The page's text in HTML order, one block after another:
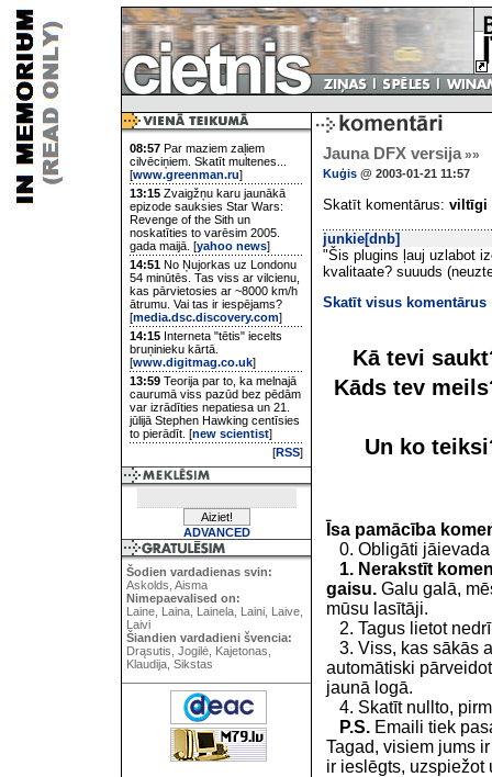
08:57 Par maziem zaļiem
cilvēciņiem. Skatīt multenes...
[www.greenman.ru]
13:15 Zvaigžņu karu jaunākā
epizode sauksies Star Wars:
Revenge of the Sith un
noskatīties to varēsim 2005.
gada maijā. [yahoo news]
14:51 No Ņujorkas uz Londonu
54 minūtēs. Tas viss ar vilcienu,
kas pārvietosies ar ~8000 km/h
ātrumu. Vai tas ir iespējams?
[media.dsc.discovery.com]
14:15 Interneta "tētis" iecelts
bruņinieku kārtā.
[www.digitmag.co.uk]
13:59 Teorija par to, ka melnajā
caurumā viss pazūd bez pēdām
var izrādīties nepatiesa un 21.
jūlijā Stephen Hawking centīsies
to pierādīt. [new scientist]
[RSS]
ADVANCED
Šodien vardadienas svin:
Askolds, Aisma
Nimepaevalised on:
Laine, Laina, Lainela, Laini, Laive,
Laivi
Šiandien vardadieni švencia:
Drąsutis, Jogilė, Kajetonas,
Klaudija, Sikstas
Jauna DFX versija»»
Kuģis @ 2003-01-21 11:57
Skatīt komentārus: viltīgi
junkie[dnb]
"Šis plugins ļauj uzlabot
kvalitaate? suuuds
Skatīt visus komentārus
Kā tevi
Kāds tev
Un ko
Īsa pamācība
0. Obligāti jāievada
1. Nerakstīt
gaisu. Galu galā,
mūsu lasītāji.
2. Tagus lietot
3. Viss, kas sākās
automātiski
jaunā logā.
4. Skatīt nullto,
P.S. Emaili tiek
Tagad, visiem jums
ir ieslēgts, uzspiežot